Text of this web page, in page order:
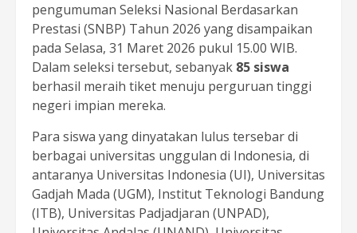
pengumuman Seleksi Nasional Berdasarkan
Prestasi (SNBP) Tahun 2026 yang disampaikan
pada Selasa, 31 Maret 2026 pukul 15.00 WIB.
Dalam seleksi tersebut, sebanyak 85 siswa
berhasil meraih tiket menuju perguruan tinggi
negeri impian mereka.
Para siswa yang dinyatakan lulus tersebar di
berbagai universitas unggulan di Indonesia, di
antaranya Universitas Indonesia (UI), Universitas
Gadjah Mada (UGM), Institut Teknologi Bandung
(ITB), Universitas Padjadjaran (UNPAD),